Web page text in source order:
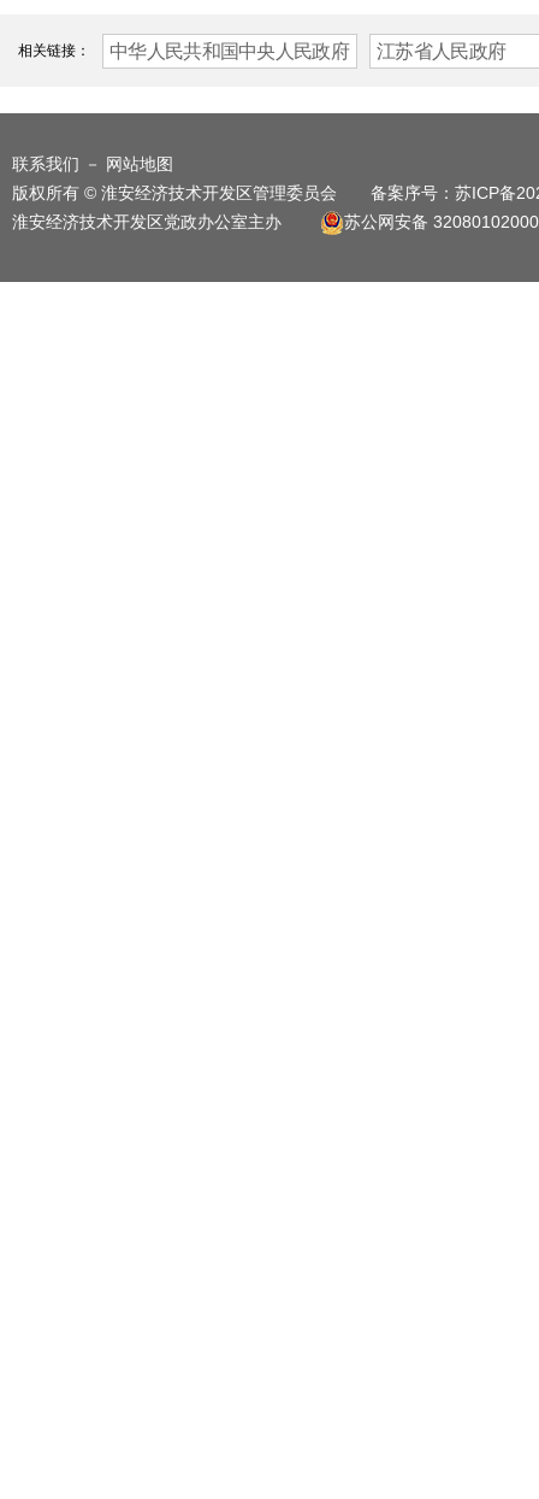
相关链接： 中华人民共和国中央人民政府 江苏省人民政府
联系我们 －
网站地图
版权所有 © 淮安经济技术开发区管理委员会 备案序号： 苏ICP备
淮安经济技术开发区党政办公室主办
苏公网安备